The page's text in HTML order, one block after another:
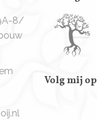
8/
Volg mij op